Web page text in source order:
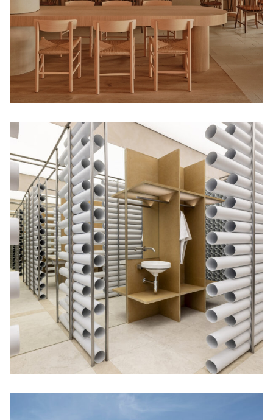
Lo invisible
Viviendas